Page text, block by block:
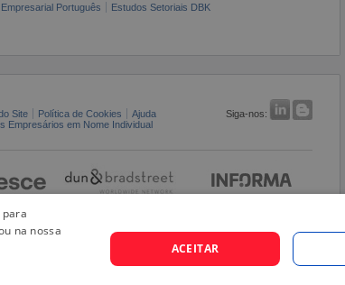
Português Estudos Setoriais DBK
Site Política de Cookies Ajuda
Siga-nos:
Empresários em Nome Individual
na nossa
ACEITAR